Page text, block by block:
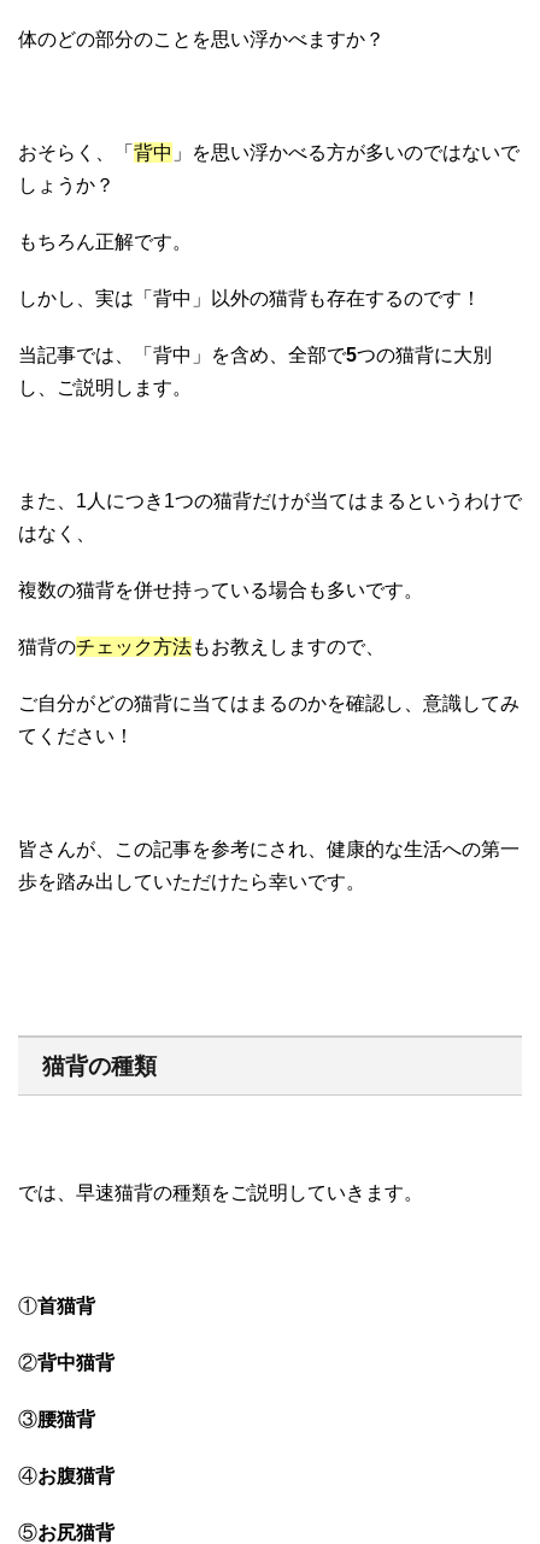
体のどの部分のことを思い浮かべますか？
おそらく、「 背中 」を思い浮かべる方が多いのではないで
しょうか？
もちろん正解です。
しかし、実は「背中」以外の猫背も存在するのです！
当記事では、「背中」を含め、全部で5つの猫背に大別
し、ご説明します。
また、1人につき1つの猫背だけが当てはまるというわけで
はなく、
複数の猫背を併せ持っている場合も多いです。
猫背のチェック方法もお教えしますので、
ご自分がどの猫背に当てはまるのかを確認し、意識してみ
てください！
皆さんが、この記事を参考にされ、健康的な生活への第一
歩を踏み出していただけたら幸いです。
猫背の種類
では、早速猫背の種類をご説明していきます。
①首猫背
②背中猫背
③腰猫背
④お腹猫背
⑤お尻猫背